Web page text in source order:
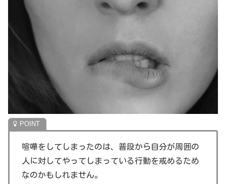
喧嘩をしてしまったのは、普段から自分が周囲の
人に対してやってしまっている行動を戒めるため
なのかもしれません。